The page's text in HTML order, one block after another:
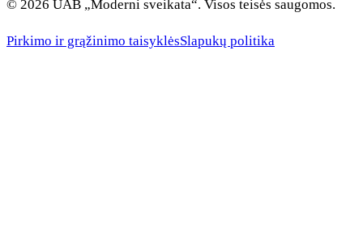
© 2026 UAB „Moderni sveikata“. Visos teisės saugomos.
Pirkimo ir grąžinimo taisyklėsSlapukų politika